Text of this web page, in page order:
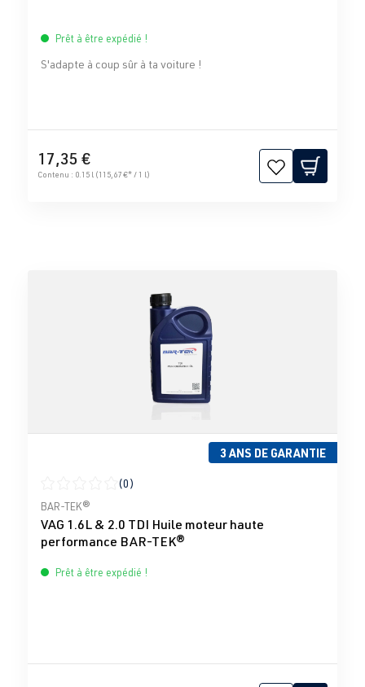
Prêt à être expédié !
S'adapte à coup sûr à ta voiture !
17,35 €
Contenu : 0.15 l (115,67 €* / 1 l)
3 ANS DE GARANTIE
Note moyenne de 0 sur 5 étoiles
(0)
BAR-TEK®
VAG 1.6L & 2.0 TDI Huile moteur haute
performance BAR-TEK®
Prêt à être expédié !